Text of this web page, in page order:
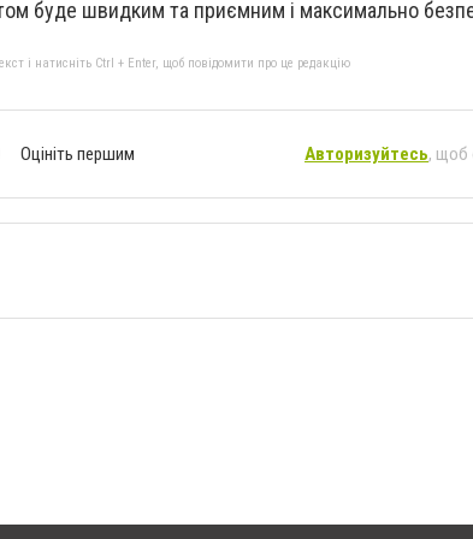
буде швидким та приємним і максимально
і натисніть Ctrl + Enter, щоб повідомити про це редакцію
Оцініть першим Авторизуйтесь, щоб